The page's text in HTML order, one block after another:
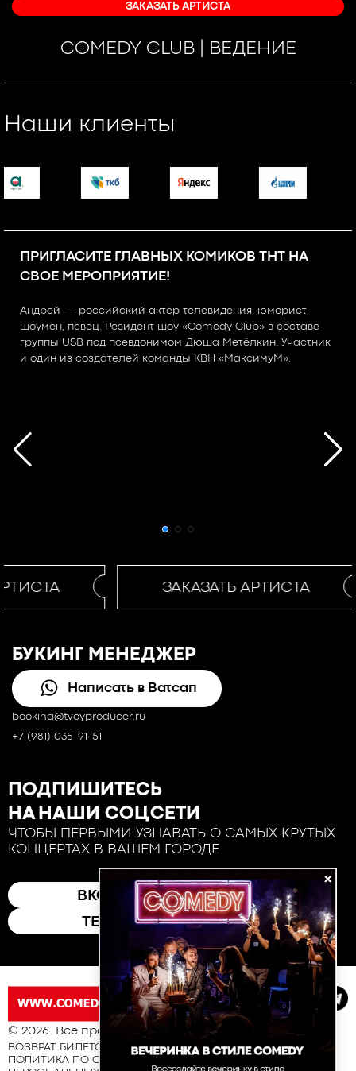
ЗАКАЗАТЬ АРТИСТА
COMEDY CLUB | ВЕДЕНИЕ
Наши клиенты
ПРИГЛАСИТЕ ГЛАВНЫХ КОМИКОВ ТНТ НА
СВОЕ МЕРОПРИЯТИЕ!
Андрей — российский актёр телевидения, юморист,
шоумен, певец. Резидент шоу «Comedy Club» в составе
группы USB под псевдонимом Дюша Метёлкин. Участник
и один из создателей команды КВН «МаксимуМ».
ЗАКАЗАТЬ АРТИСТА
БУКИНГ МЕНЕДЖЕР
Написать в Ватсап
booking@tvoyproducer.ru
+7 (981) 035-91-51
×
ПОДПИШИТЕСЬ
НА НАШИ СОЦСЕТИ
ЧТОБЫ ПЕРВЫМИ УЗНАВАТЬ О САМЫХ КРУТЫХ
КОНЦЕРТАХ В ВАШЕМ ГОРОДЕ
ВКОНТАКТЕ
ТЕЛЕГРАМ
© 2026. Все права защищены
ВОЗВРАТ БИЛЕТОВ
ПОЛИТИКА ПО ОБРАБОТКЕ И ЗАЩИТЕ